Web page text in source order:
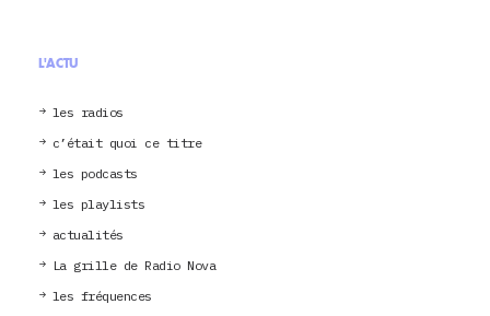
L'ACTU
les radios
c’était quoi ce titre
les podcasts
les playlists
actualités
La grille de Radio Nova
les fréquences